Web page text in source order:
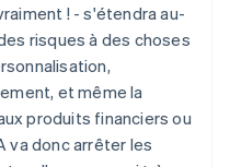
! - s'étendra au-
risques à des choses
et même la
produits financiers ou
va donc arrêter les